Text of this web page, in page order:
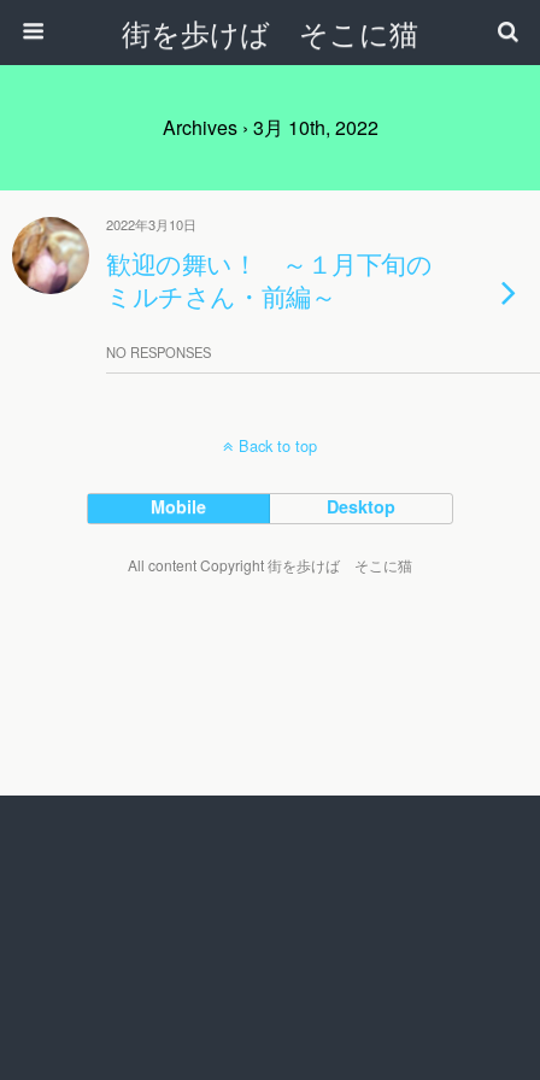
街を歩けば そこに猫
Archives › 3月 10th, 2022
2022年3月10日
歓迎の舞い！ ～１月下旬の
ミルチさん・前編～
NO RESPONSES
Back to top
Mobile Desktop
All content Copyright 街を歩けば そこに猫